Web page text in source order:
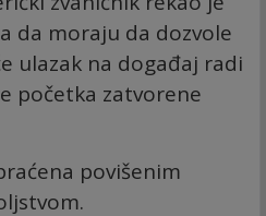
da moraju da dozvole
ulazak na događaj radi
početka zatvorene
povišenim